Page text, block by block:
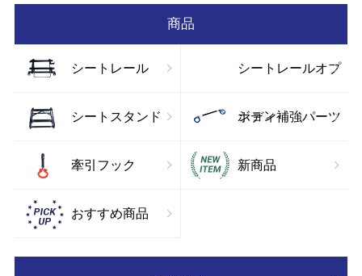
商品
シートレール シートレールオプ
ション
シートスタンド ボディ補強パーツ
牽引フック 新商品
おすすめ商品